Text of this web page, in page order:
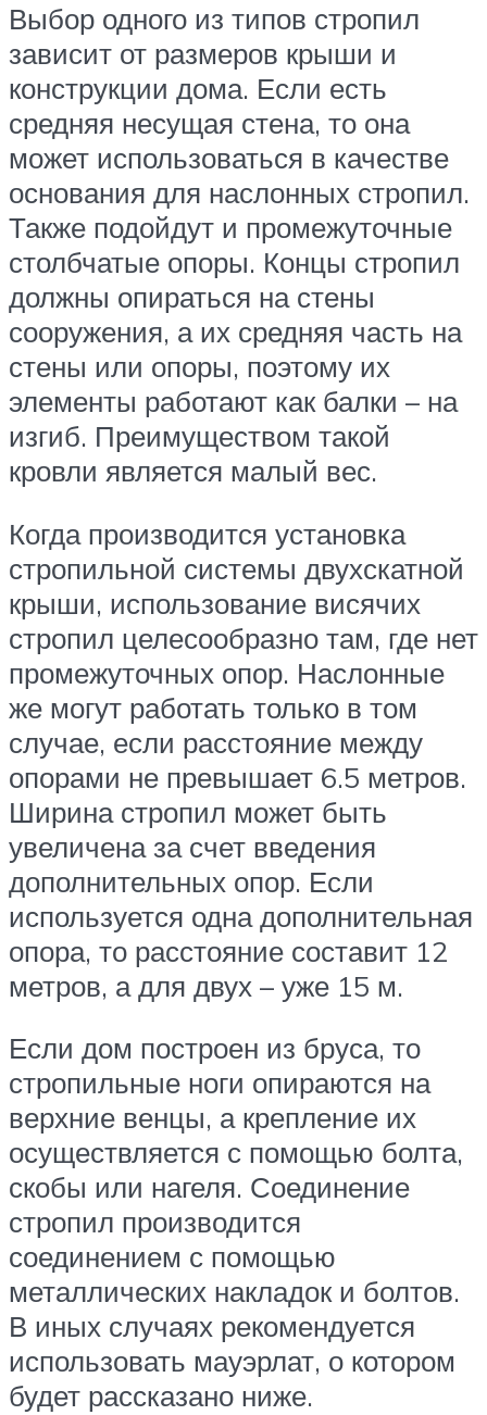
Выбор одного из типов стропил
зависит от размеров крыши и
конструкции дома. Если есть
средняя несущая стена, то она
может использоваться в качестве
основания для наслонных стропил.
Также подойдут и промежуточные
столбчатые опоры. Концы стропил
должны опираться на стены
сооружения, а их средняя часть на
стены или опоры, поэтому их
элементы работают как балки – на
изгиб. Преимуществом такой
кровли является малый вес.
Когда производится установка
стропильной системы двухскатной
крыши, использование висячих
стропил целесообразно там, где нет
промежуточных опор. Наслонные
же могут работать только в том
случае, если расстояние между
опорами не превышает 6.5 метров.
Ширина стропил может быть
увеличена за счет введения
дополнительных опор. Если
используется одна дополнительная
опора, то расстояние составит 12
метров, а для двух – уже 15 м.
Если дом построен из бруса, то
стропильные ноги опираются на
верхние венцы, а крепление их
осуществляется с помощью болта,
скобы или нагеля. Соединение
стропил производится
соединением с помощью
металлических накладок и болтов.
В иных случаях рекомендуется
использовать мауэрлат, о котором
будет рассказано ниже.